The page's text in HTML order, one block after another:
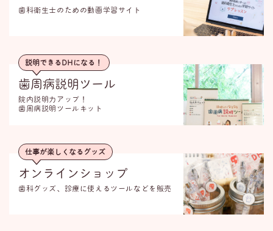
歯科衛生士のための動画学習サイト
歯周病説明ツール
院内説明力アップ！
歯周病説明ツールキット
説明できるDHになる！
オンラインショップ
歯科グッズ、診療に使えるツールなどを販売
仕事が楽しくなるグッズ